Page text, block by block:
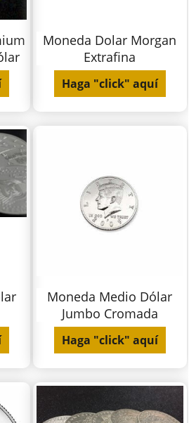
Moneda Dolar Morgan
Extrafina
Haga "click" aquí
Moneda Medio Dólar
Jumbo Cromada
Haga "click" aquí